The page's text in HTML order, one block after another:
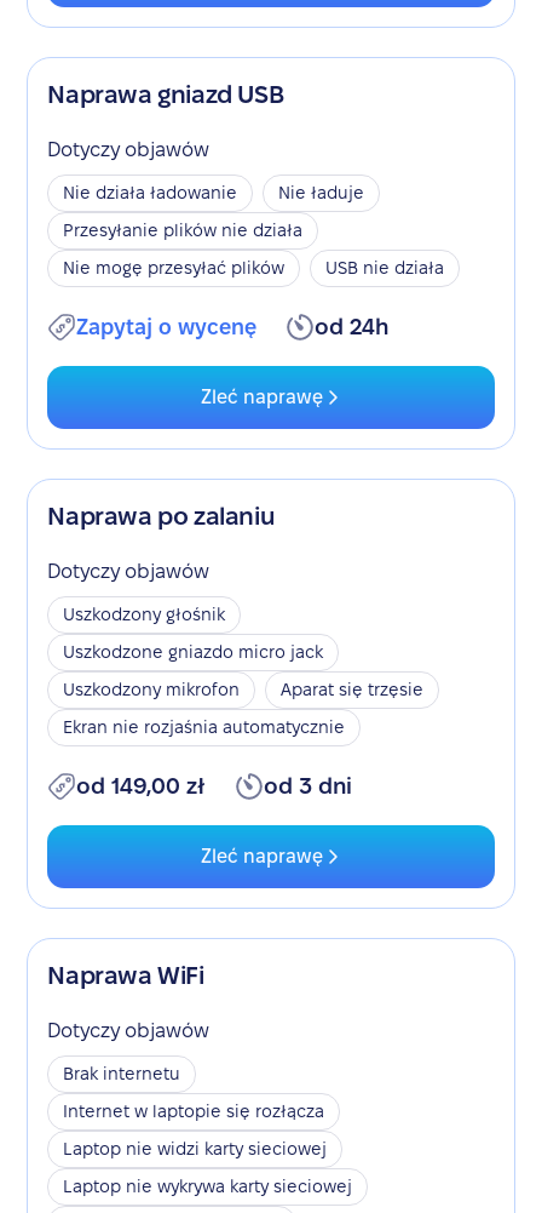
Naprawa gniazd USB
Dotyczy objawów
Nie działa ładowanie
Nie ładuje
Przesyłanie plików nie działa
Nie mogę przesyłać plików
USB nie działa
Zapytaj o wycenę od 24h
Zleć naprawę
Naprawa po zalaniu
Dotyczy objawów
Uszkodzony głośnik
Uszkodzone gniazdo micro jack
Uszkodzony mikrofon
Aparat się trzęsie
Ekran nie rozjaśnia automatycznie
od 149,00 zł od 3 dni
Zleć naprawę
Naprawa WiFi
Dotyczy objawów
Brak internetu
Internet w laptopie się rozłącza
Laptop nie widzi karty sieciowej
Laptop nie wykrywa karty sieciowej